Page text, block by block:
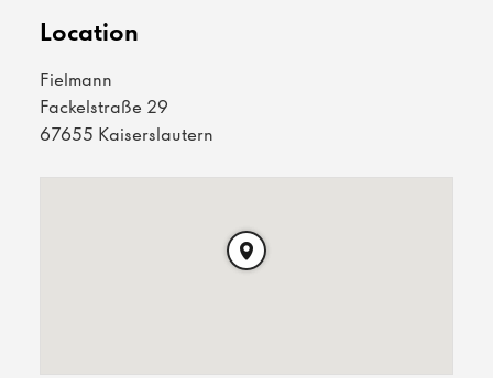
Location
Fielmann
Fackelstraße 29
67655 Kaiserslautern